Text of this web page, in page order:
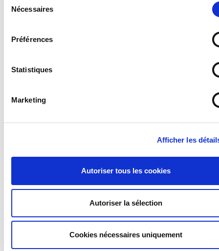
Nécessaires
Préférences
Statistiques
Marketing
Afficher les
Autoriser tous les cookies
Autoriser la sélection
Cookies nécessaires uniquement